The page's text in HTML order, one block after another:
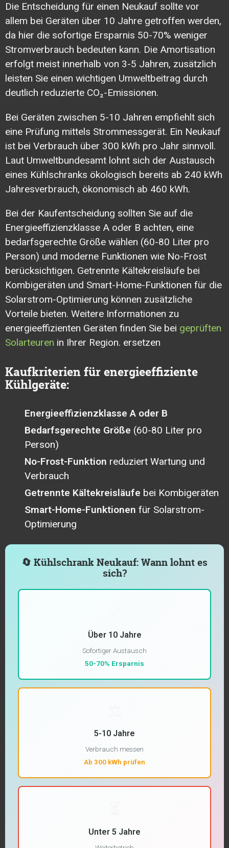
Die Entscheidung für einen Neukauf sollte vor
allem bei Geräten über 10 Jahre getroffen werden,
da hier die sofortige Ersparnis 50-70% weniger
Stromverbrauch bedeuten kann. Die Amortisation
erfolgt meist innerhalb von 3-5 Jahren, zusätzlich
leisten Sie einen wichtigen Umweltbeitrag durch
deutlich reduzierte CO₂-Emissionen.
Bei Geräten zwischen 5-10 Jahren empfiehlt sich
eine Prüfung mittels Strommessgerät. Ein Neukauf
ist bei Verbrauch über 300 kWh pro Jahr sinnvoll.
Laut Umweltbundesamt lohnt sich der Austausch
eines Kühlschranks ökologisch bereits ab 240 kWh
Jahresverbrauch, ökonomisch ab 460 kWh.
Bei der Kaufentscheidung sollten Sie auf die
Energieeffizienzklasse A oder B achten, eine
bedarfsgerechte Größe wählen (60-80 Liter pro
Person) und moderne Funktionen wie No-Frost
berücksichtigen. Getrennte Kältekreisläufe bei
Kombigeräten und Smart-Home-Funktionen für die
Solarstrom-Optimierung können zusätzliche
Vorteile bieten. Weitere Informationen zu
energieeffizienten Geräten finden Sie bei geprüften
Solarteuren in Ihrer Region. ersetzen
Kaufkriterien für energieeffiziente
Kühlgeräte:
Energieeffizienzklasse A oder B
Bedarfsgerechte Größe (60-80 Liter pro
Person)
No-Frost-Funktion reduziert Wartung und
Verbrauch
Getrennte Kältekreisläufe bei Kombigeräten
Smart-Home-Funktionen für Solarstrom-
Optimierung
🔄 Kühlschrank Neukauf: Wann lohnt es
sich?
Über 10 Jahre
Sofortiger Austausch
50-70% Ersparnis
5-10 Jahre
Verbrauch messen
Ab 300 kWh prüfen
Unter 5 Jahre